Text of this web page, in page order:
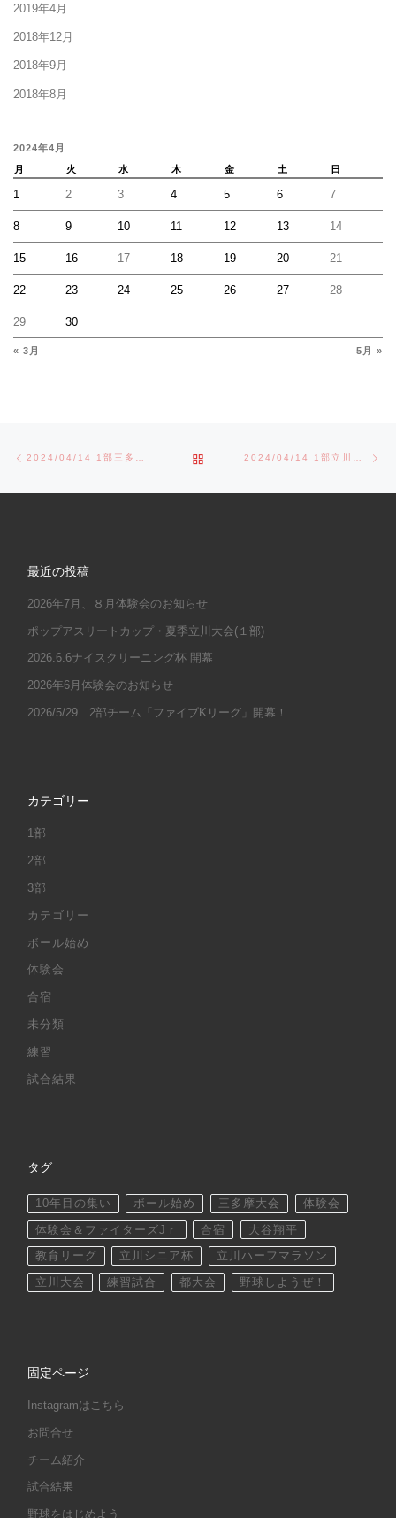
2019年4月
2018年12月
2018年9月
2018年8月
2024年4月
月
火 水 木 金 土 日
« 3月 5月 »
1 2 3 4 5 6 7
8 9 10 11 12 13 14
15 16 17 18 19 20 21
22 23 24 25 26 27 28
29 30
Post navigation
2024/04/14 1部三多摩大会 BACK TO POST LIST 2024/04/14 1部立川大会
最近の投稿
2026年7月、８月体験会のお知らせ
ポップアスリートカップ・夏季立川大会(１部)
2026.6.6ナイスクリーニング杯 開幕
2026年6月体験会のお知らせ
2026/5/29 2部チーム「ファイブKリーグ」開幕！
カテゴリー
1部
2部
3部
カテゴリー
ボール始め
体験会
合宿
未分類
練習
試合結果
タグ
10年目の集い ボール始め 三多摩大会 体験会
体験会＆ファイターズJｒ 合宿 大谷翔平
教育リーグ 立川シニア杯 立川ハーフマラソン
立川大会 練習試合 都大会 野球しようぜ！
固定ページ
Instagramはこちら
お問合せ
チーム紹介
試合結果
野球をはじめよう